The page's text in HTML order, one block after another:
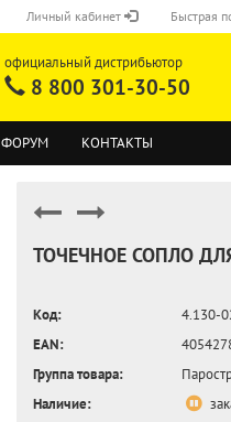
Личный кабинет Быстрая
официальный дистрибьютор
8 800 301-30-50
ФОРУМ КОНТАКТЫ
ТОЧЕЧНОЕ СОПЛО
Код:
4.130-
EAN:
Группа товара:
Наличие: